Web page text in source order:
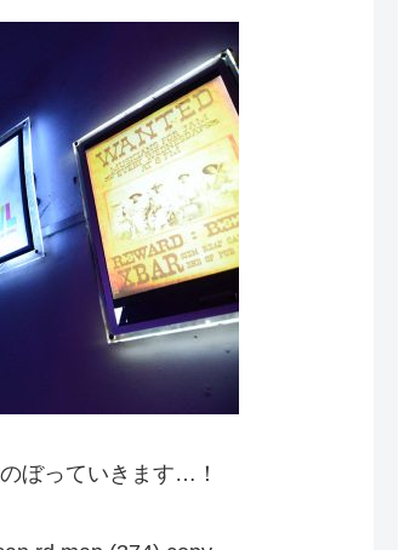
ぼっていきます…！